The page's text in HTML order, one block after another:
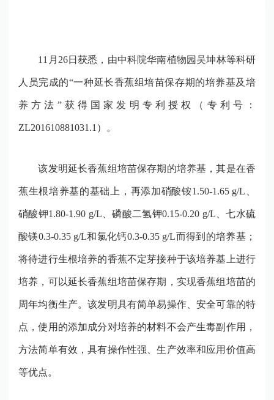
11 月 26日获悉，由中科院华南植物园吴坤林等科研
人员完成的“一种延长香蕉组培苗保存期的培养基及培
养方法”获得国家发明专利授权（专利号：
ZL201610881031.1 ）。
该发明延长香蕉组培苗保存期的培养基，其是在香
蕉生根培养基的基础上，再添加硝酸铵1.50-1.65 g/L
硝酸钾1.80-1.90 g/L 、磷酸二氢钾0.15-0.20 g/L 、七水硫
酸镁0.3-0.35 g/L和氯化钙0.3-0.35 g/L而得到的培养基；
将待进行生根培养的香蕉不定芽接种于该培养基上进行
培养，可以延长香蕉组培苗保存期，实现香蕉组培苗的
周年均衡生产。该发明具有简单易操作、安全可靠的特
点，使用的添加成分对培养的材料不会产生毒副作用，
方法简单有效，具有操作性强、生产效率和应用价值高
等优点。